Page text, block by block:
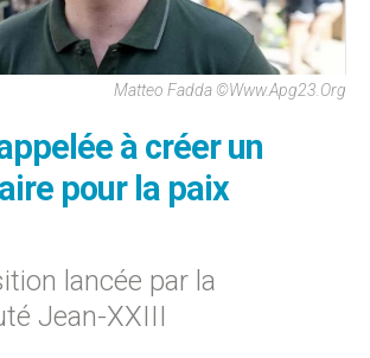
Matteo Fadda ©www.apg23.org
à créer un
pour la paix
lancée par la
Jean-XXIII